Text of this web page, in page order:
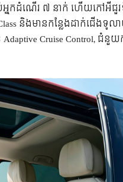
នក​ដំណើរ ៧ នាក់ ហើយ​កៅអី​ជួ
និង​មាន​កន្លែង​ដាក់​ជើង​ទូ
Cruise Control, ជំនួ